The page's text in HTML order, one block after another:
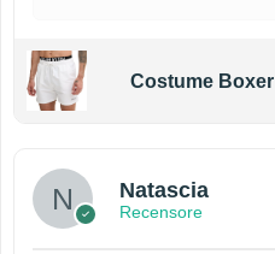
Costume Boxer
Natascia
Recensore